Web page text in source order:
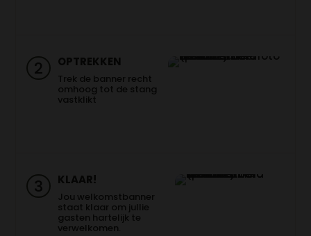
2 OPTREKKEN
Trek de banner recht
omhoog tot de stang
vastklikt
3 KLAAR!
Jou welkomstbanner
staat klaar om jullie
gasten hartelijk te
verwelkomen.